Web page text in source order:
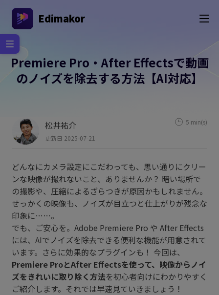
Edimakor
Premiere Pro・After Effectsで動画
のノイズを除去する方法【AI対応】
松井祐介
更新日 2025-07-21
5 min(s)
どんなにカメラ設定にこだわっても、思い通りにクリー
ンな映像が撮れないこと、ありませんか？ 暗い場所で
の撮影や、圧縮によるざらつきが原因かもしれません。
せっかくの映像も、ノイズが目立つと仕上がりが残念な
印象に……。
でも、ご安心を。Adobe Premiere Pro や After Effects
には、AIでノイズを除去できる便利な機能が用意されて
います。さらに効果的なプラグインも！ 今回は、
Premiere ProとAfter Effectsを使って、映像からノイ
ズをきれいに取り除く方法を初心者向けにわかりやすく
ご紹介します。それでは早速見ていきましょう！